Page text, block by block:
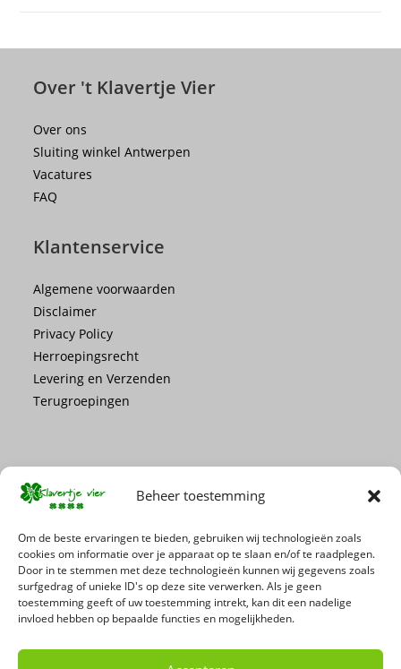
Beheer toestemming
Om de beste ervaringen te bieden, gebruiken wij technologieën zoals
cookies om informatie over je apparaat op te slaan en/of te raadplegen.
Door in te stemmen met deze technologieën kunnen wij gegevens zoals
surfgedrag of unieke ID's op deze site verwerken. Als je geen
toestemming geeft of uw toestemming intrekt, kan dit een nadelige
invloed hebben op bepaalde functies en mogelijkheden.
Over 't Klavertje Vier
Over ons
Sluiting winkel Antwerpen
Vacatures
FAQ
Klantenservice
Algemene voorwaarden
Disclaimer
Privacy Policy
Herroepingsrecht
Levering en Verzenden
Terugroepingen
Mis geen enkele actie of promotie!
Schrijf je in voor onze nieuwsbrief